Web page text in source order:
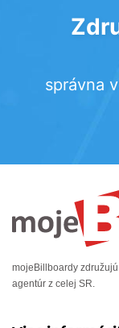
správna
mojeBillboardy
agentúr z celej SR.